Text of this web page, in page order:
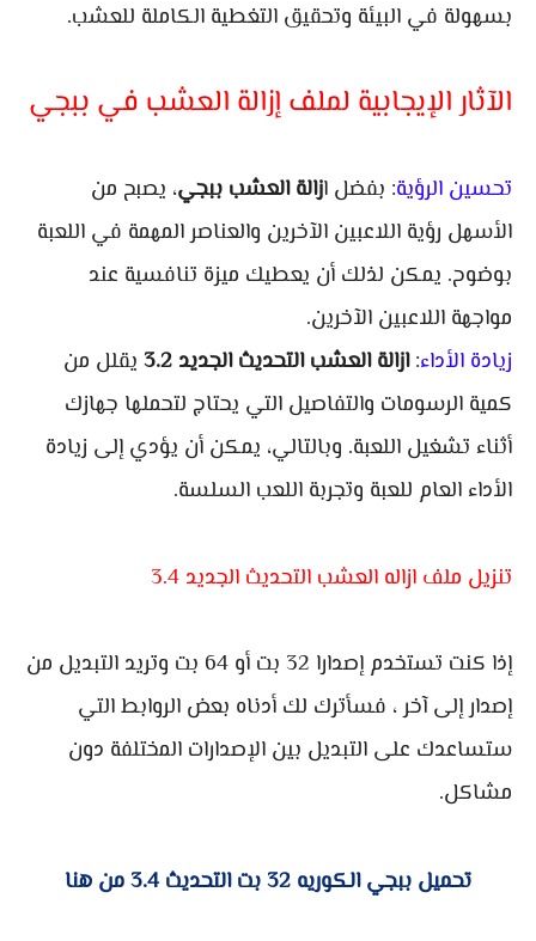
بسهولة في البيئة وتحقيق التغطية الكاملة للعشب.
الآثار الإيجابية لملف إزالة العشب في ببجي
تحسين الرؤية: بفضل ازالة العشب ببجي، يصبح من
الأسهل رؤية اللاعبين الآخرين والعناصر المهمة في اللعبة
بوضوح. يمكن لذلك أن يعطيك ميزة تنافسية عند
مواجهة اللاعبين الآخرين.
زيادة الأداء:ازالة العشب التحديث الجديد 3.2
يقلل من
كمية الرسومات والتفاصيل التي يحتاج لتحملها جهازك
أثناء تشغيل اللعبة. وبالتالي، يمكن أن يؤدي إلى زيادة
الأداء العام للعبة وتجربة اللعب السلسة.
تنزيل ملف ازاله العشب التحديث الجديد 3.4
إذا كنت تستخدم إصدارا 32 بت أو 64 بت وتريد التبديل من
إصدار إلى آخر ، فسأترك لك أدناه بعض الروابط التي
ستساعدك على التبديل بين الإصدارات المختلفة دون
مشاكل.
تحميل ببجي الكوريه 32 بت التحديث 3.4 من هنا